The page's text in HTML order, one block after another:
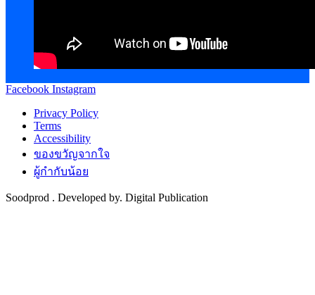
Facebook Instagram
Privacy Policy
Terms
Accessibility
ของขวัญจากใจ
ผู้กำกับน้อย
Soodprod . Developed by. Digital Publication